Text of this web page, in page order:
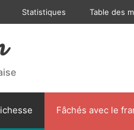
Statistiques Table des
Fâchés avec le